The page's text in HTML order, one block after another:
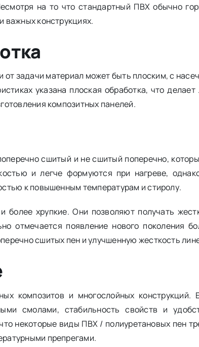
на то что стандартный ПВХ обычно
важных конструкциях.
задачи материал может быть плоским, с
указана плоская обработка, что
композитных панелей.
сшитый и не сшитый поперечно,
и легче формуются при нагреве,
к повышенным температурам и стиролу.
хрупкие. Они позволяют получать
отмечается появление нового поколения
сшитых пен и улучшенную жесткость
композитов и многослойных конструкций.
смолами, стабильность свойств и
некоторые виды ПВХ / полиуретановых пен
препрегами.